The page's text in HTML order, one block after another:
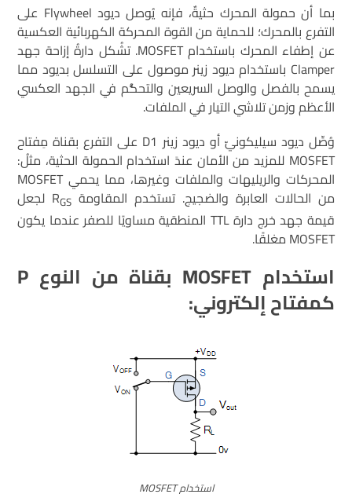
بما أن حمولة المحرك حثيةٌ، فإنه يُوصل ديود Flywheel على
التفرع بالمحرك؛ للحماية من القوة المحركة الكهربائية العكسية
عن إطفاء المحرك باستخدام MOSFET. تشُكل دارةُ إزاحة جهد
Clamper باستخدام ديود زينر موصول على التسلسل بديود مما
يسمح بالفصل والوصل السريعين والتحكُّم في الجهد العكسي
الأعظم وزمن تلاشي التيار في الملفات.
وُصِّل ديود سيليكونيّ أو ديود زينر D1 على التفرع بقناة مِفتاح
MOSFET للمزيد من الأمان عندَ استخدام الحمولة الحثية، مثلُ:
المحركات والريليهات والملفات وغيرها، مما يحمي MOSFET
من الحالات العابرة والضجيج. تستخدم المقاومة R GS
لجعل
قيمة جهد خرج دارة TTL المنطقية مساويًا للصفر عندما يكون
MOSFET مغلقًا.
استخدامMOSFET بقناة من النوع P
كمفتاح إلكتروني:
استخدام MOSFET